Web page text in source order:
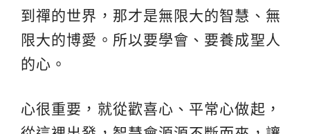
到禪的世界，那才是無限大的智慧、無
限大的博愛。所以要學會、要養成聖人
的心。
心很重要，就從歡喜心、平常心做起，